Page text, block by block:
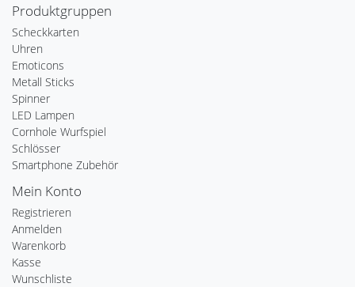
Produktgruppen
Scheckkarten
Uhren
Emoticons
Metall Sticks
Spinner
LED Lampen
Cornhole Wurfspiel
Schlösser
Smartphone Zubehör
Mein Konto
Registrieren
Anmelden
Warenkorb
Kasse
Wunschliste